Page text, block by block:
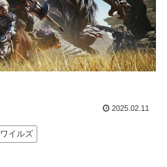
2025.02.11
ワイルズ